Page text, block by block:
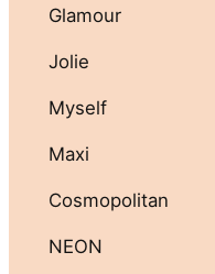
Glamour
Jolie
Myself
Maxi
Cosmopolitan
NEON